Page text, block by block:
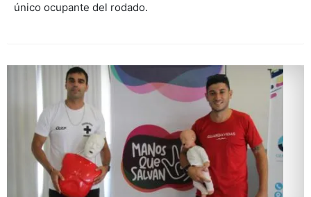
único ocupante del rodado.